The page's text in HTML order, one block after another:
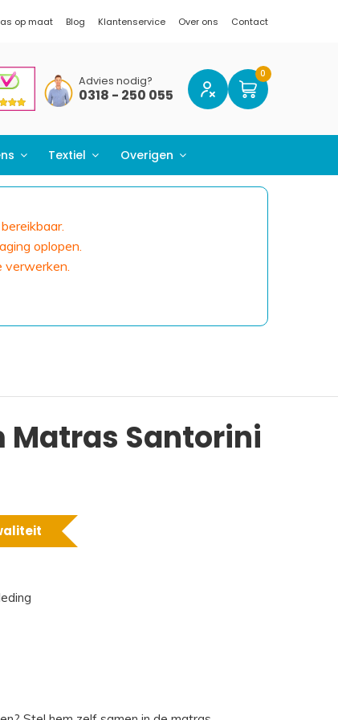
op maat Blog Klantenservice Over ons Contact
Advies nodig?
0318 - 250 055
Textiel Overigen
oplopen.
verwerken.
Matras Santorini